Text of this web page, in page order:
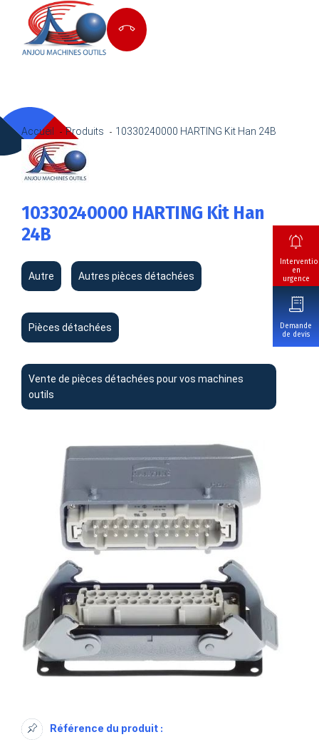
en
urgence
Demande
de devis
Accueil Produits 10330240000 HARTING Kit Han 24B
10330240000 HARTING Kit Han
24B
Autre Autres pièces détachées
Pièces détachées
Vente de pièces détachées pour vos machines
outils
Référence du produit :